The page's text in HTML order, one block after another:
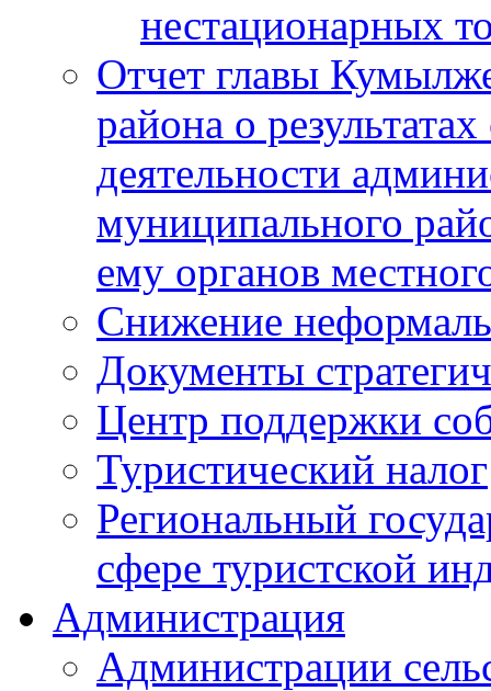
нестационарных
Отчет главы
района о
деятельности
муниципального
ему органов
Снижение
Документы
Центр поддержки
Туристический налог
Региональный
сфере туристской
Администрация
Администрации